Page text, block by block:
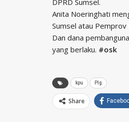
Anita Noeringhati
Sumsel atau Pemprov
Dan dana
yang berlaku. #osk
kpu Plg
Share